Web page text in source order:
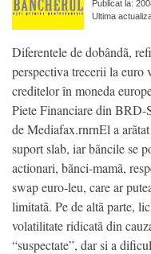
Publicat la:
Ultima
Diferentele de dobândã,
perspectiva trecerii la euro
creditelor în moneda
Piete Financiare din BRD-
de Mediafax.rnrnEl a
suport slab, iar bãncile se
actionari, bãnci-mamã,
swap euro-leu, care ar
limitatã. Pe de altã parte,
volatilitate ridicatã din
“suspectate”, dar si a